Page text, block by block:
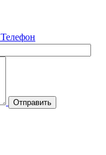
Телефон
Отправить